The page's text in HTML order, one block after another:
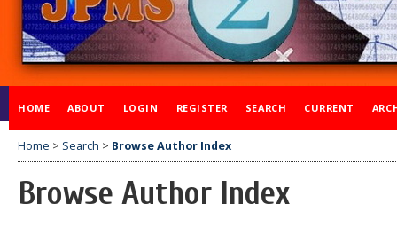
HOME ABOUT LOGIN REGISTER SEARCH CURRENT
Home > Search > Browse Author Index
Browse Author Index